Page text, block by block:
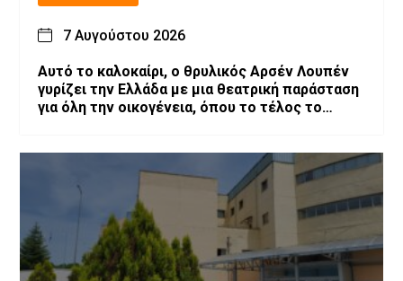
7 Αυγούστου 2026
Αυτό το καλοκαίρι, ο θρυλικός Αρσέν Λουπέν
γυρίζει την Ελλάδα με μια θεατρική παράσταση
για όλη την οικογένεια, όπου το τέλος το